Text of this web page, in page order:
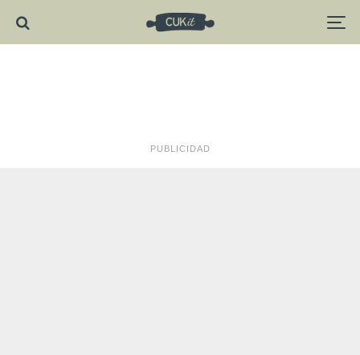
PUBLICIDAD